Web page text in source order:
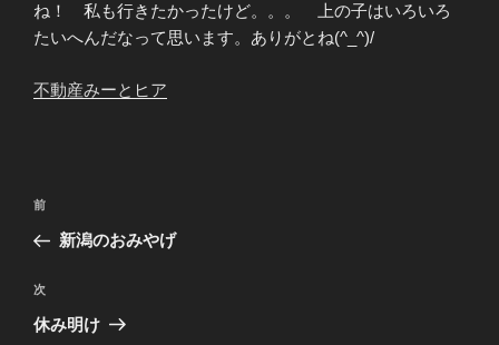
ね！ 私も行きたかったけど。。。 上の子はいろいろ
たいへんだなって思います。ありがとね(^_^)/
不動産みーと ヒア
投
ナ
ビ
ゲ
前
の
稿
前
新潟のおみやげ
次
の
次
休み明け